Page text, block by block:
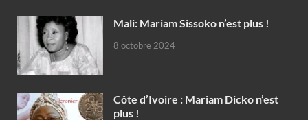
Mali: Mariam Sissoko n’est plus !
8 octobre 2024
Côte d’Ivoire : Mariam Dicko n’est
plus !